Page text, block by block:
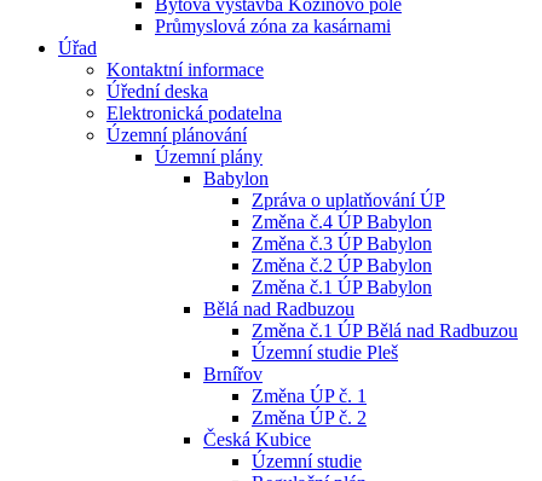
Bytová výstavba Kozinovo pole
Průmyslová zóna za kasárnami
Úřad
Kontaktní informace
Úřední deska
Elektronická podatelna
Územní plánování
Územní plány
Babylon
Zpráva o uplatňování ÚP
Změna č.4 ÚP Babylon
Změna č.3 ÚP Babylon
Změna č.2 ÚP Babylon
Změna č.1 ÚP Babylon
Bělá nad Radbuzou
Změna č.1 ÚP Bělá nad Radbuzou
Územní studie Pleš
Brnířov
Změna ÚP č. 1
Změna ÚP č. 2
Česká Kubice
Územní studie